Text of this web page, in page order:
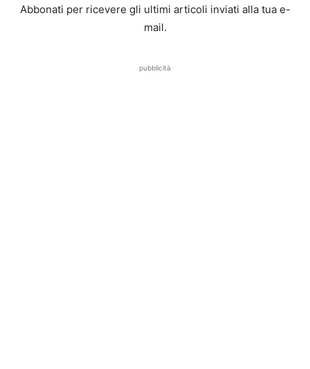
Abbonati per ricevere gli ultimi articoli inviati alla tua e-
mail.
pubblicità